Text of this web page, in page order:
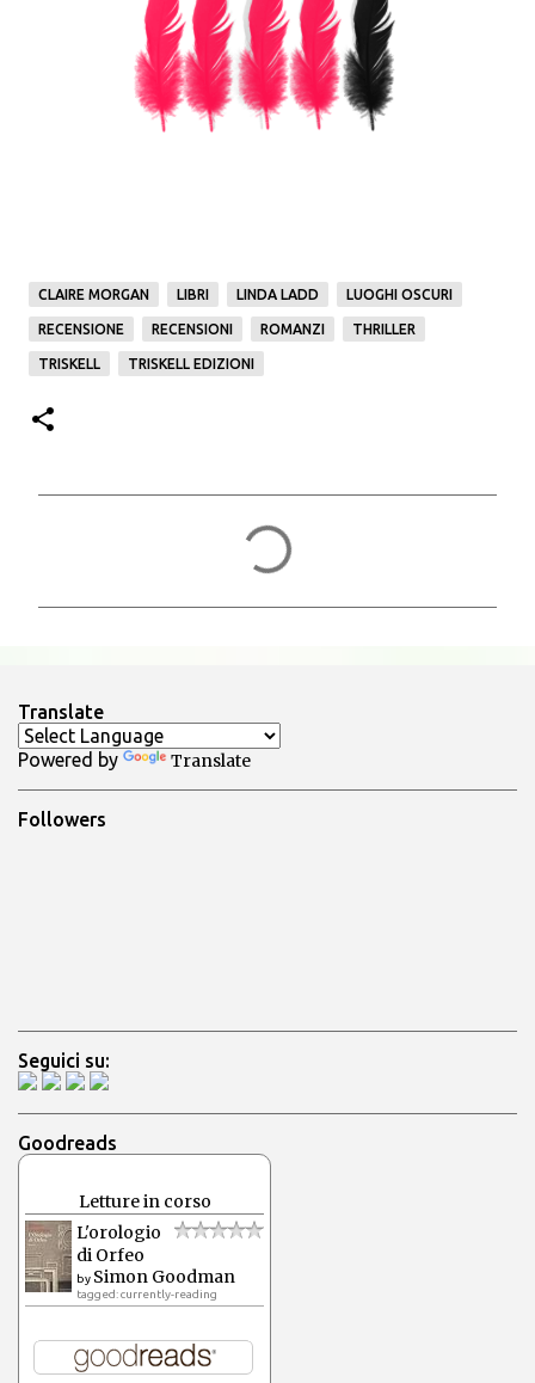
CLAIRE MORGAN LIBRI LINDA LADD LUOGHI OSCURI
RECENSIONE RECENSIONI ROMANZI THRILLER
TRISKELL TRISKELL EDIZIONI
t
i
Translate
Powered by Translate
Followers
Seguici su:
Goodreads
Letture in corso
L'orologio
di Orfeo
by Simon Goodman
tagged: currently-reading